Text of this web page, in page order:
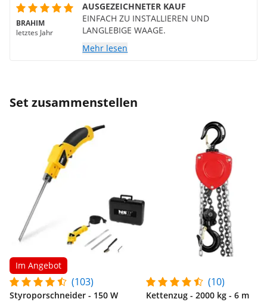
BRAHIM
letztes Jahr
AUSGEZEICHNETER KAUF
EINFACH ZU INSTALLIEREN UND
LANGLEBIGE WAAGE.
Mehr lesen
Set zusammenstellen
Im Angebot
(103)
Styroporschneider - 150 W
(10)
Kettenzug - 2000 kg - 6 m